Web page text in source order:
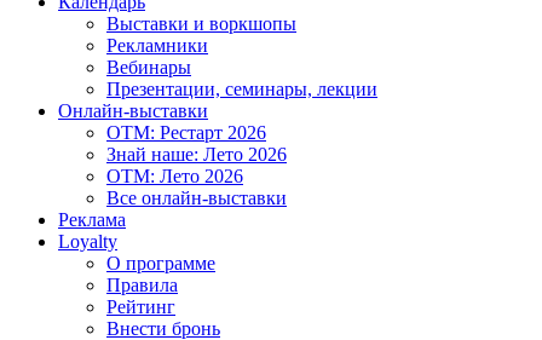
Выставки и воркшопы
Рекламники
Вебинары
Презентации, семинары, лекции
Онлайн-выставки
OTM: Рестарт 2026
Знай наше: Лето 2026
OTM: Лето 2026
Все онлайн-выставки
Реклама
Loyalty
О программе
Правила
Рейтинг
Внести бронь